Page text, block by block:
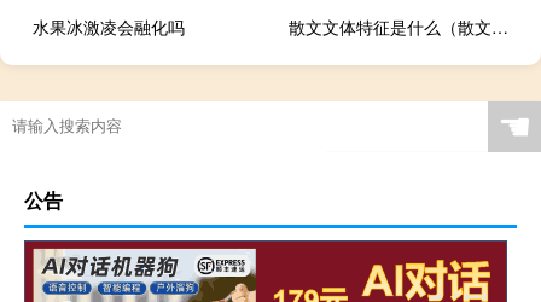
水果冰激凌会融化吗
散文文体特征是什么（散文文体特征）
☚
公告